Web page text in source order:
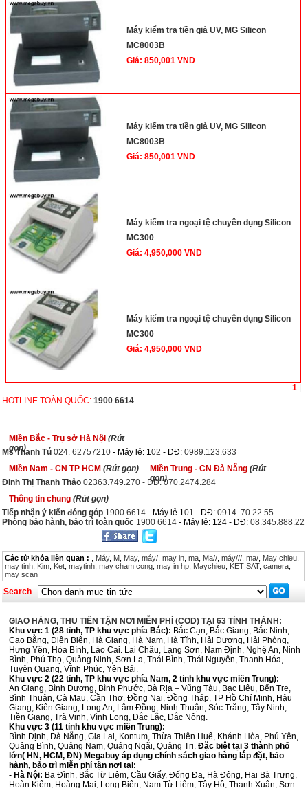
Máy kiểm tra tiền giả UV, MG Silicon
MC8003B
Giá: 850,001 VND
Máy kiểm tra tiền giả UV, MG Silicon
MC8003B
Giá: 850,001 VND
Máy kiểm tra ngoại tệ chuyên dụng Silicon
MC300
Giá: 4,950,000 VND
Máy kiểm tra ngoại tệ chuyên dụng Silicon
MC300
Giá: 4,950,000 VND
1
HOTLINE TOÀN QUỐC: 1900 6614
Miền Bắc - Trụ sở Hà Nội (Rút
gọn)
Ms Thanh Tú 024. 62757210 - Máy lẻ: 102 - DĐ: 0989.123.633
Miền Nam - CN TP HCM (Rút gọn) Miền Trung - CN Đà Nẵng (Rút
gọn)
Đinh Thị Thanh Thảo 02363.749.270 - DĐ: 070.2474.284
Thông tin chung (Rút gọn)
Tiếp nhận ý kiến đóng góp 1900 6614 - Máy lẻ 101 - DĐ: 0914. 70 22 55
Phòng bảo hành, bảo trì toàn quốc 1900 6614 - Máy lẻ: 124 - DĐ: 08.345.888.22
Các từ khóa liên quan : Máy, M May, máy/ may in ma Ma// máy/// ma/ May chieu
may tinh Kim Ket maytinh may cham cong may in hp Maychieu KET SAT, camera
may scan
Search
GIAO HÀNG, THU TIỀN TẬN NƠI MIỄN PHÍ (COD) TẠI 63 TỈNH THÀNH:
Khu vực 1 (28 tỉnh, TP khu vực phía Bắc): Bắc Cạn, Bắc Giang, Bắc Ninh,
Cao Bằng, Điện Biện, Hà Giang, Hà Nam, Hà Tĩnh, Hải Dương, Hải Phòng,
Hưng Yên, Hòa Bình, Lào Cai. Lai Châu, Lạng Sơn, Nam Định, Nghệ An, Ninh
Bình, Phú Thọ, Quảng Ninh, Sơn La, Thái Bình, Thái Nguyên, Thanh Hóa,
Tuyên Quang, Vĩnh Phúc, Yên Bái.
Khu vực 2 (22 tỉnh, TP khu vực phía Nam, 2 tỉnh khu vực miền Trung):
An Giang, Bình Dương, Bình Phước, Bà Rịa – Vũng Tàu, Bạc Liêu, Bến Tre,
Bình Thuận, Cà Mau, Cần Thơ, Đồng Nai, Đồng Tháp, TP Hồ Chí Minh, Hậu
Giang, Kiên Giang, Long An, Lâm Đồng, Ninh Thuận, Sóc Trăng, Tây Ninh,
Tiền Giang, Trà Vinh, Vĩnh Long, Đắc Lắc, Đắc Nông.
Khu vực 3 (11 tỉnh khu vực miền Trung):
Bình Định, Đà Nẵng, Gia Lai, Kontum, Thừa Thiên Huế, Khánh Hòa, Phú Yên,
Quảng Bình, Quảng Nam, Quảng Ngãi, Quảng Trị. Đặc biệt tại 3 thành phố
lớn( HN, HCM, ĐN) Megabuy áp dụng chính sách giao hàng lắp đặt, bảo
hành, bảo trì miễn phí tận nơi tại:
- Hà Nội: Ba Đình, Bắc Từ Liêm, Cầu Giấy, Đống Đa, Hà Đông, Hai Bà Trưng,
Hoàn Kiếm, Hoàng Mai, Long Biên, Nam Từ Liêm, Tây Hồ, Thanh Xuân, Sơn